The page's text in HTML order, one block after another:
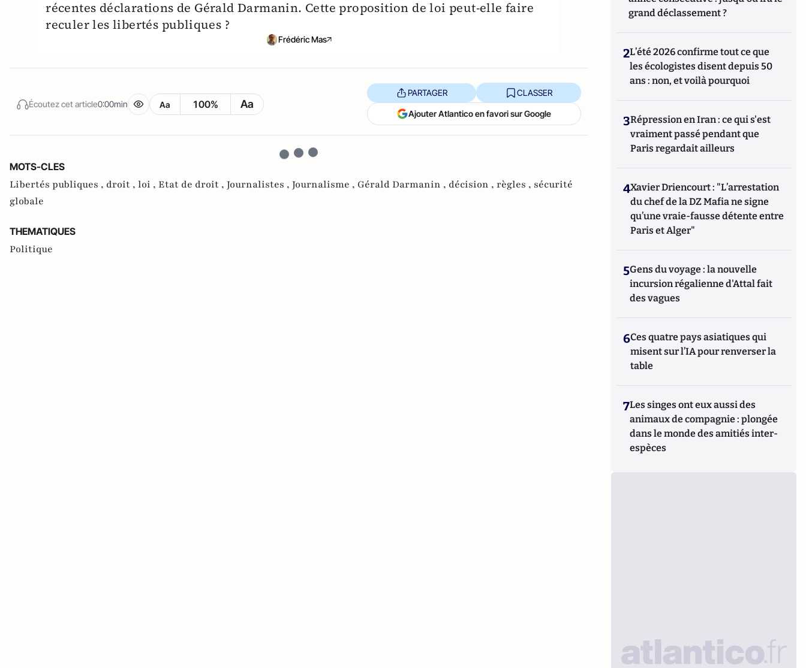
récentes déclarations de Gérald Darmanin. Cette proposition de loi peut-elle faire
reculer les libertés publiques ?
Frédéric Mas
Écoutez cet article0:00min Aa 100% Aa
PARTAGER CLASSER
Ajouter Atlantico en favori sur Google
MOTS-CLES
Libertés publiques , droit , loi , Etat de droit , Journalistes , Journalisme , Gérald Darmanin , décision , règles , sécurité
globale
THEMATIQUES
Politique
grand déclassement ?
2L’été 2026 confirme tout ce que
les écologistes disent depuis 50
ans : non, et voilà pourquoi
3Répression en Iran : ce qui s'est
vraiment passé pendant que
Paris regardait ailleurs
4Xavier Driencourt : "L’arrestation
du chef de la DZ Mafia ne signe
qu’une vraie-fausse détente entre
Paris et Alger"
5Gens du voyage : la nouvelle
incursion régalienne d'Attal fait
des vagues
6Ces quatre pays asiatiques qui
misent sur l’IA pour renverser la
table
7Les singes ont eux aussi des
animaux de compagnie : plongée
dans le monde des amitiés inter-
espèces